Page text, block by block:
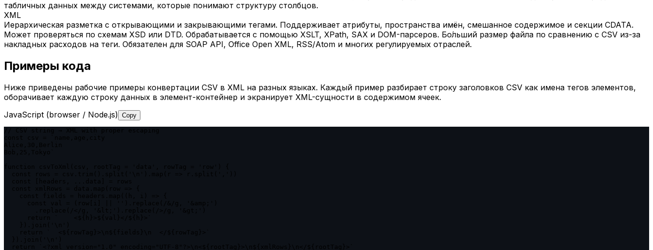
табличных данных между системами, которые понимают структуру столбцов.
XML
Иерархическая разметка с открывающими и закрывающими тегами. Поддерживает атрибуты, пространства имён, смешанное содержимое и секции CDATA.
Может проверяться по схемам XSD или DTD. Обрабатывается с помощью XSLT, XPath, SAX и DOM-парсеров. Бо́льший размер файла по сравнению с CSV из-за
накладных расходов на теги. Обязателен для SOAP API, Office Open XML, RSS/Atom и многих регулируемых отраслей.
Примеры кода
Ниже приведены рабочие примеры конвертации CSV в XML на разных языках. Каждый пример разбирает строку заголовков CSV как имена тегов элементов,
оборачивает каждую строку данных в элемент-контейнер и экранирует XML-сущности в содержимом ячеек.
JavaScript (browser / Node.js) Copy